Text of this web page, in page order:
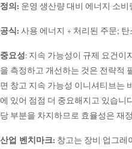
정의: 운영 생산량 대비 에너지 소비
공식: 사용 에너지 ÷ 처리된 주문;
중요성: 지속 가능성이 규제 요건이
을 측정하고 개선하는 것은 전략적
면 창고 지속 가능성 이니셔티브는
에 있어 점점 더 중요해지고 있습니
당 부분을 차지하므로 효율성은 재
산업 벤치마크: 창고는 장비 업그레